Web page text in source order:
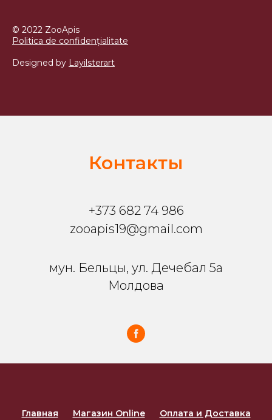
© 2022 ZooApis
Politica de confidențialitate
Designed by Layilsterart
Контакты
+373 682 74 986
zooapis19@gmail.com
мун. Бельцы, ул. Дечебал 5a
Молдова
Главная Магазин Online Оплата и Доставка